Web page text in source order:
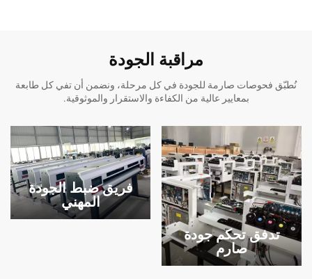
مراقبة الجودة
نُطبّق فحوصات صارمة للجودة في كل مرحلة، ونضمن أن تفي كل طابعة
بمعايير عالية من الكفاءة والاستقرار والموثوقية.
تدفق تحكم جودة
صارم
فريق ضبط الجودة
المهني